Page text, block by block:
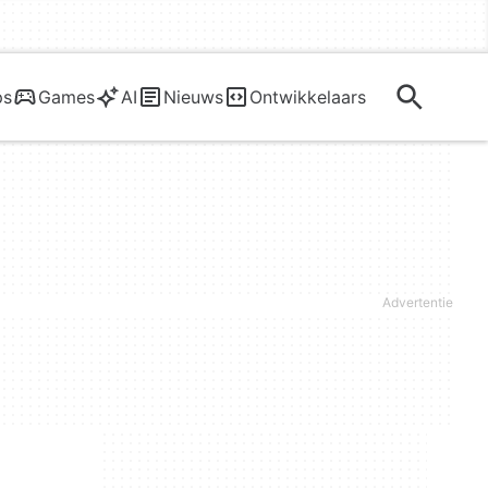
Games AI Nieuws Ontwikkelaars